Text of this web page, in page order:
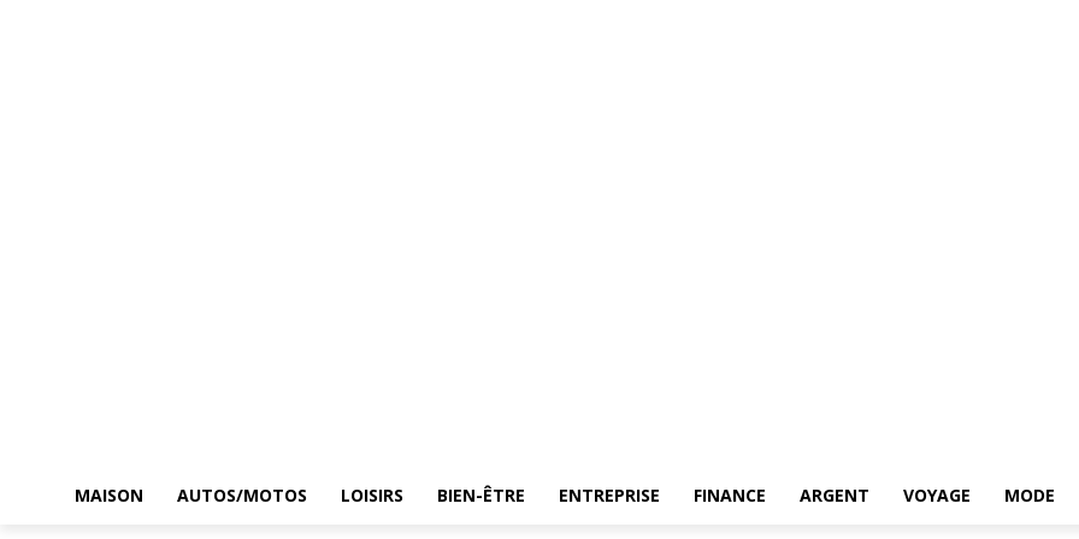
MAISON AUTOS/MOTOS LOISIRS BIEN-ÊTRE ENTREPRISE FINANCE ARGENT VOYAGE MODE